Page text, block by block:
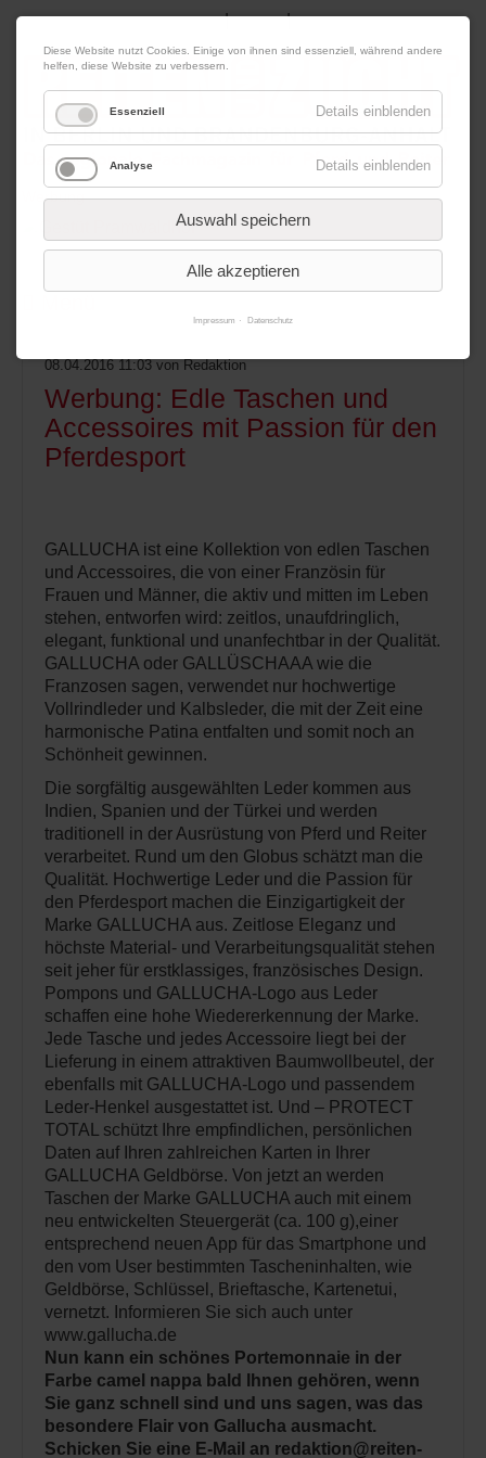
06. August 2026 Impressum|Kontakt|Datenschutz
Werbung
08.04.2016 11:03 von Redaktion
Werbung: Edle Taschen und
Accessoires mit Passion für den
Pferdesport
GALLUCHA ist eine Kollektion von edlen Taschen
und Accessoires, die von einer Französin für
Frauen und Männer, die aktiv und mitten im Leben
stehen, entworfen wird: zeitlos, unaufdringlich,
elegant, funktional und unanfechtbar in der Qualität.
GALLUCHA oder GALLÜSCHAAA wie die
Franzosen sagen, verwendet nur hochwertige
Vollrindleder und Kalbsleder, die mit der Zeit eine
harmonische Patina entfalten und somit noch an
Schönheit gewinnen.
Die sorgfältig ausgewählten Leder kommen aus
Indien, Spanien und der Türkei und werden
traditionell in der Ausrüstung von Pferd und Reiter
verarbeitet. Rund um den Globus schätzt man die
Qualität. Hochwertige Leder und die Passion für
den Pferdesport machen die Einzigartigkeit der
Marke GALLUCHA aus. Zeitlose Eleganz und
höchste Material- und Verarbeitungsqualität stehen
seit jeher für erstklassiges, französisches Design.
Pompons und GALLUCHA-Logo aus Leder
schaffen eine hohe Wiedererkennung der Marke.
Jede Tasche und jedes Accessoire liegt bei der
Lieferung in einem attraktiven Baumwollbeutel, der
ebenfalls mit GALLUCHA-Logo und passendem
Leder-Henkel ausgestattet ist. Und – PROTECT
TOTAL schützt Ihre empfindlichen, persönlichen
Daten auf Ihren zahlreichen Karten in Ihrer
GALLUCHA Geldbörse. Von jetzt an werden
Taschen der Marke GALLUCHA auch mit einem
neu entwickelten Steuergerät (ca. 100 g),einer
entsprechend neuen App für das Smartphone und
den vom User bestimmten Tascheninhalten, wie
Geldbörse, Schlüssel, Brieftasche, Kartenetui,
vernetzt. Informieren Sie sich auch unter
www.gallucha.de
Nun kann ein schönes Portemonnaie in der
Farbe camel nappa bald Ihnen gehören, wenn
Sie ganz schnell sind und uns sagen, was das
besondere Flair von Gallucha ausmacht.
Schicken Sie eine E-Mail an redaktion@reiten-
Diese Website nutzt Cookies. Einige von ihnen sind essenziell, während andere
helfen, diese Website zu verbessern.
Essenziell Details einblenden
Analyse Details einblenden
Auswahl speichern
Alle akzeptieren
Impressum Datenschutz